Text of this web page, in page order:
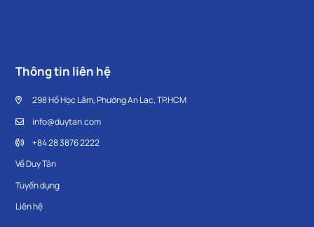
Thông tin liên hệ
298 Hồ Học Lãm, Phường An Lạc, TP.HCM
info@duytan.com
+84 28 3876 2222
Về Duy Tân
Tuyển dụng
Liên hệ